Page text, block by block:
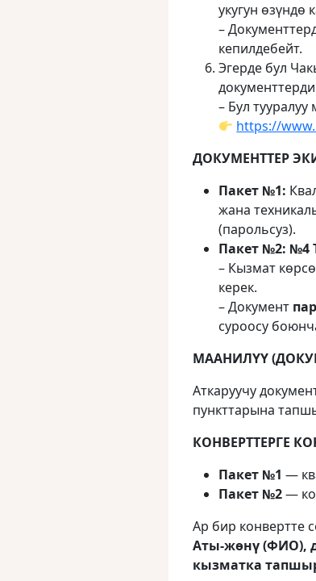
укугун өзүндө
–
кепилдебейт.
Эгерде бул
– Бул
https://
ДОКУМЕНТТЕР
Пакет №1:
жана
(парольсуз).
Пакет №2: №4
– Кызмат
керек.
– Документ
суроосу
МААНИЛҮҮ
Аткаруучу
пункттарына
КОНВЕРТТЕРГЕ
Пакет №1 —
Пакет №2—
Ар бир конвертте
Аты‑жөнү (ФИО),
кызматка